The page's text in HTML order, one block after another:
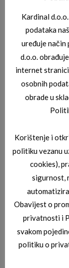
JOOP DIOPTRIJSKI OKVIRI
JOOP
JOOP DIOPTRIJSKI OKVIRI
JOOP
Kardinal
podataka
uređuje način
d.o.o.
internet
osobnih
obrade u
Korištenje i
politiku vezanu
cookies),
sigurnost,
Obavijest o
privatnosti i
svakom
politiku o